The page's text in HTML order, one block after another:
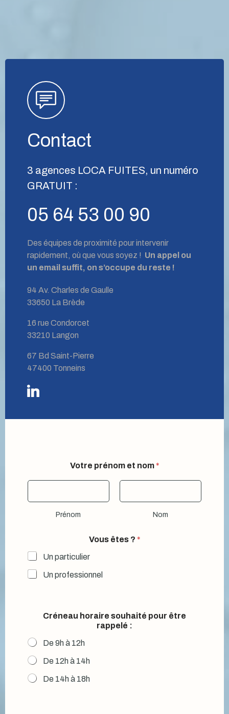
Contact
3 agences LOCA FUITES, un numéro
GRATUIT :
05 64 53 00 90
Des équipes de proximité pour intervenir
rapidement, où que vous soyez ! Un appel ou
un email suffit, on s’occupe du reste !
94 Av. Charles de Gaulle
33650 La Brède
16 rue Condorcet
33210 Langon
67 Bd Saint-Pierre
47400 Tonneins
Votre prénom et nom *
Prénom Nom
Vous êtes ? *
Un particulier
Un professionnel
Créneau horaire souhaité pour être
rappelé :
De 9h à 12h
De 12h à 14h
De 14h à 18h